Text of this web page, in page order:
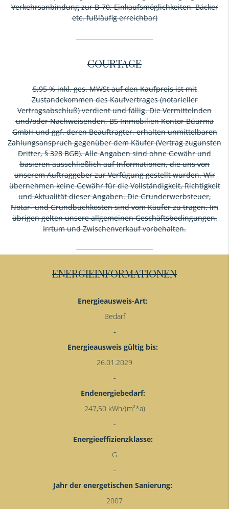
Verkehrsanbindung zur B-70, Einkaufsmöglichkeiten, Bäcker
etc. fußläufig erreichbar)
COURTAGE
5,95 % inkl. ges. MWSt auf den Kaufpreis ist mit
Zustandekommen des Kaufvertrages (notarieller
Vertragsabschluß) verdient und fällig. Die Vermittelnden
und/oder Nachweisenden, BS Immobilien Kontor Büürma
GmbH und ggf. deren Beauftragter, erhalten unmittelbaren
Zahlungsanspruch gegenüber dem Käufer (Vertrag zugunsten
Dritter, § 328 BGB). Alle Angaben sind ohne Gewähr und
basieren ausschließlich auf Informationen, die uns von
unserem Auftraggeber zur Verfügung gestellt wurden. Wir
übernehmen keine Gewähr für die Vollständigkeit, Richtigkeit
und Aktualität dieser Angaben. Die Grunderwerbsteuer,
Notar- und Grundbuchkosten sind vom Käufer zu tragen. Im
übrigen gelten unsere allgemeinen Geschäftsbedingungen.
Irrtum und Zwischenverkauf vorbehalten.
ENERGIEINFORMATIONEN
Energieausweis-Art:
Bedarf
Energieausweis gültig bis:
26.01.2029
Endenergiebedarf:
247,50 kWh/(m²*a)
Energieeffizienzklasse:
G
Jahr der energetischen Sanierung:
2007